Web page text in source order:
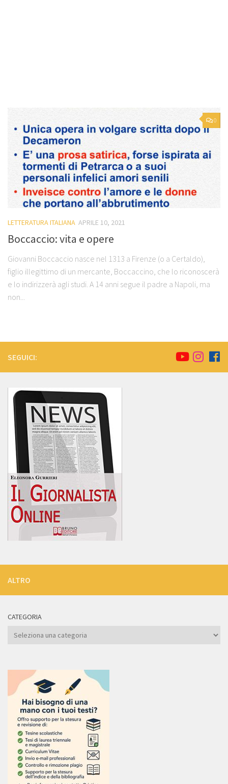
0
LETTERATURA ITALIANA APRILE 10, 2021
Boccaccio: vita e opere
Giovanni Boccaccio nasce nel 1313 a Firenze (o a Certaldo),
figlio illegittimo di un mercante, Boccaccino, che lo riconoscerà
e lo indirizzerà agli studi. A 14 anni segue il padre a Napoli, ma
non...
SEGUICI:
ALTRO
CATEGORIA
Categoria